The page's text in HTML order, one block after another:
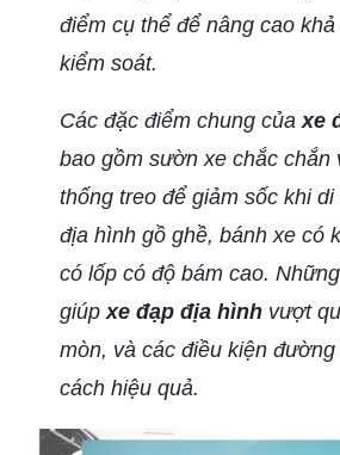
điểm cụ thể để nâng cao
kiểm soát.
Các đặc điểm chung của xe
bao gồm sườn xe chắc chắn
thống treo để giảm sốc khi
địa hình gồ ghề, bánh xe có
có lốp có độ bám cao.
giúp xe đạp địa hình vượt
mòn, và các điều kiện
cách hiệu quả.